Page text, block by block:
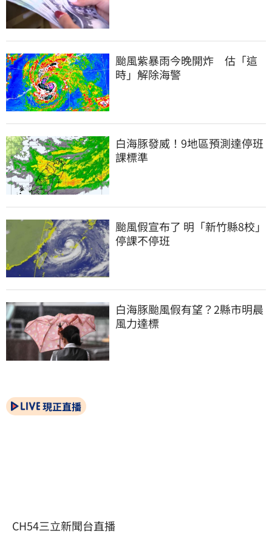
颱風紫暴雨今晚開炸　估「這
時」解除海警
白海豚發威！9地區預測達停班
課標準
颱風假宣布了 明「新竹縣8校」
停課不停班
白海豚颱風假有望？2縣市明晨
風力達標
現正直播
CH54三立新聞台直播